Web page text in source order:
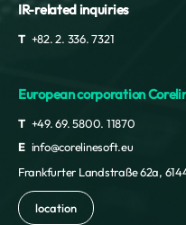
IR-related inquiries
T +82. 2. 336. 7321
European corporation
T +49. 69. 5800. 11870
E info@corelinesoft.eu
Frankfurter Landstraße 62a,
location